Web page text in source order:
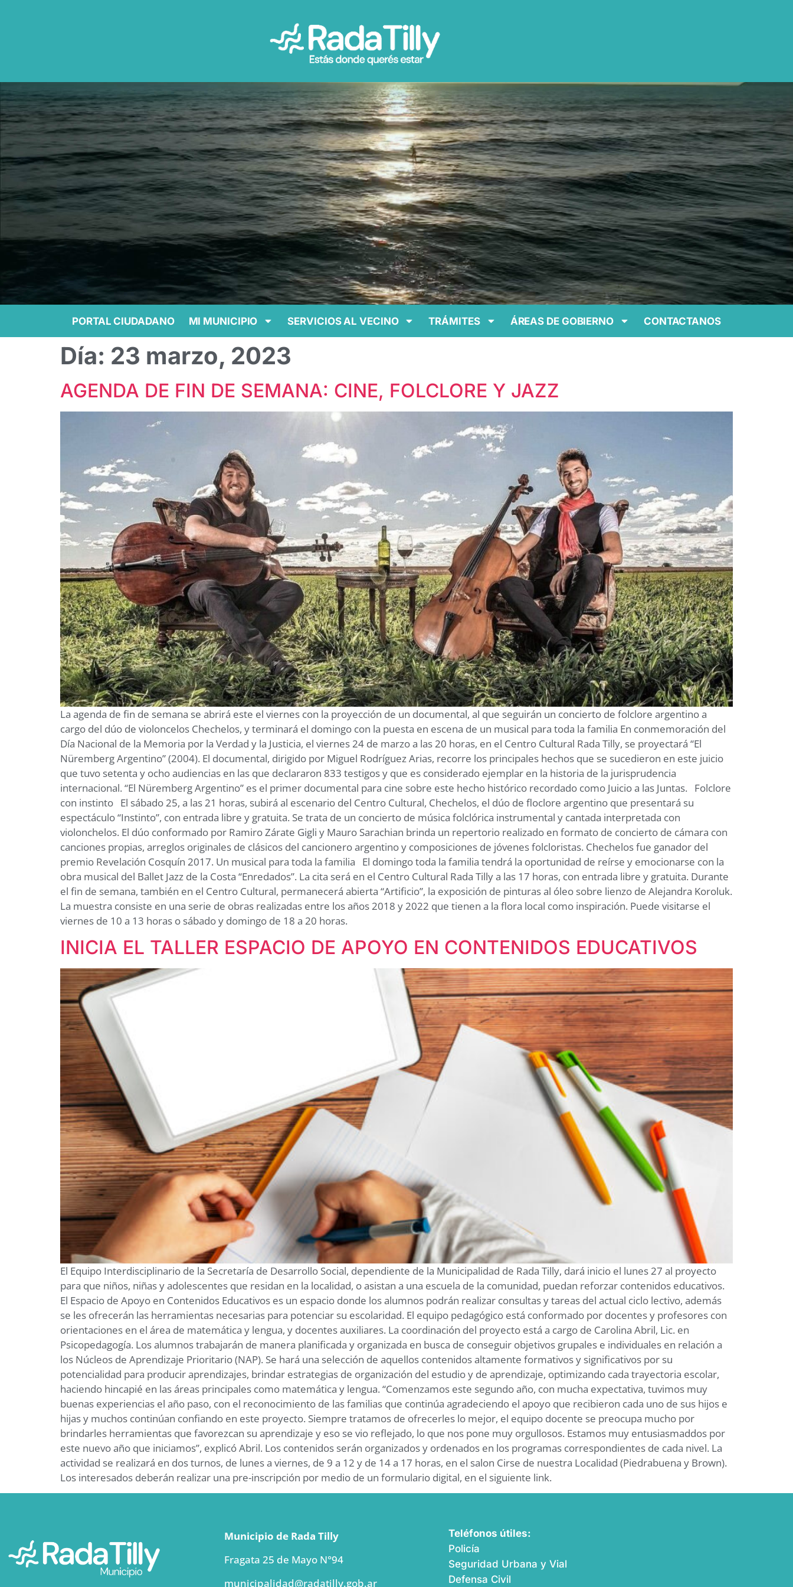
PORTAL CIUDADANO MI MUNICIPIO SERVICIOS AL VECINO TRÁMITES ÁREAS DE GOBIERNO CONTACTANOS
Día: 23 marzo, 2023
AGENDA DE FIN DE SEMANA: CINE, FOLCLORE Y JAZZ
La agenda de fin de semana se abrirá este el viernes con la proyección de un documental, al que seguirán un concierto de folclore argentino a
cargo del dúo de violoncelos Chechelos, y terminará el domingo con la puesta en escena de un musical para toda la familia En conmemoración del
Día Nacional de la Memoria por la Verdad y la Justicia, el viernes 24 de marzo a las 20 horas, en el Centro Cultural Rada Tilly, se proyectará “El
Nüremberg Argentino” (2004). El documental, dirigido por Miguel Rodríguez Arias, recorre los principales hechos que se sucedieron en este juicio
que tuvo setenta y ocho audiencias en las que declararon 833 testigos y que es considerado ejemplar en la historia de la jurisprudencia
internacional. “El Nüremberg Argentino” es el primer documental para cine sobre este hecho histórico recordado como Juicio a las Juntas. Folclore
con instinto El sábado 25, a las 21 horas, subirá al escenario del Centro Cultural, Chechelos, el dúo de floclore argentino que presentará su
espectáculo “Instinto”, con entrada libre y gratuita. Se trata de un concierto de música folclórica instrumental y cantada interpretada con
violonchelos. El dúo conformado por Ramiro Zárate Gigli y Mauro Sarachian brinda un repertorio realizado en formato de concierto de cámara con
canciones propias, arreglos originales de clásicos del cancionero argentino y composiciones de jóvenes folcloristas. Chechelos fue ganador del
premio Revelación Cosquín 2017. Un musical para toda la familia El domingo toda la familia tendrá la oportunidad de reírse y emocionarse con la
obra musical del Ballet Jazz de la Costa “Enredados”. La cita será en el Centro Cultural Rada Tilly a las 17 horas, con entrada libre y gratuita. Durante
el fin de semana, también en el Centro Cultural, permanecerá abierta “Artificio”, la exposición de pinturas al óleo sobre lienzo de Alejandra Koroluk.
La muestra consiste en una serie de obras realizadas entre los años 2018 y 2022 que tienen a la flora local como inspiración. Puede visitarse el
viernes de 10 a 13 horas o sábado y domingo de 18 a 20 horas.
INICIA EL TALLER ESPACIO DE APOYO EN CONTENIDOS EDUCATIVOS
El Equipo Interdisciplinario de la Secretaría de Desarrollo Social, dependiente de la Municipalidad de Rada Tilly, dará inicio el lunes 27 al proyecto
para que niños, niñas y adolescentes que residan en la localidad, o asistan a una escuela de la comunidad, puedan reforzar contenidos educativos.
El Espacio de Apoyo en Contenidos Educativos es un espacio donde los alumnos podrán realizar consultas y tareas del actual ciclo lectivo, además
se les ofrecerán las herramientas necesarias para potenciar su escolaridad. El equipo pedagógico está conformado por docentes y profesores con
orientaciones en el área de matemática y lengua, y docentes auxiliares. La coordinación del proyecto está a cargo de Carolina Abril, Lic. en
Psicopedagogía. Los alumnos trabajarán de manera planificada y organizada en busca de conseguir objetivos grupales e individuales en relación a
los Núcleos de Aprendizaje Prioritario (NAP). Se hará una selección de aquellos contenidos altamente formativos y significativos por su
potencialidad para producir aprendizajes, brindar estrategias de organización del estudio y de aprendizaje, optimizando cada trayectoria escolar,
haciendo hincapié en las áreas principales como matemática y lengua. “Comenzamos este segundo año, con mucha expectativa, tuvimos muy
buenas experiencias el año paso, con el reconocimiento de las familias que continúa agradeciendo el apoyo que recibieron cada uno de sus hijos e
hijas y muchos continúan confiando en este proyecto. Siempre tratamos de ofrecerles lo mejor, el equipo docente se preocupa mucho por
brindarles herramientas que favorezcan su aprendizaje y eso se vio reflejado, lo que nos pone muy orgullosos. Estamos muy entusiasmaddos por
este nuevo año que iniciamos”, explicó Abril. Los contenidos serán organizados y ordenados en los programas correspondientes de cada nivel. La
actividad se realizará en dos turnos, de lunes a viernes, de 9 a 12 y de 14 a 17 horas, en el salon Cirse de nuestra Localidad (Piedrabuena y Brown).
Los interesados deberán realizar una pre-inscripción por medio de un formulario digital, en el siguiente link.
Municipio de Rada Tilly
Fragata 25 de Mayo N°94
municipalidad@radatilly.gob.ar
Teléfonos útiles:
Policía
Seguridad Urbana y Vial
Defensa Civil